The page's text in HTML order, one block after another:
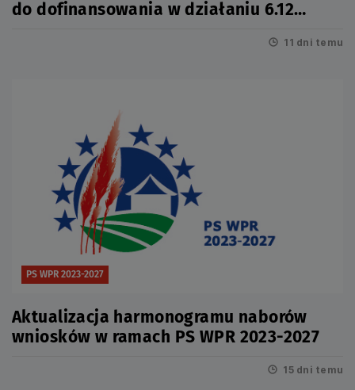
do dofinansowania w działaniu 6.12
11 dni temu
PS WPR 2023-2027
Aktualizacja harmonogramu naborów
wniosków w ramach PS WPR 2023-2027
15 dni temu